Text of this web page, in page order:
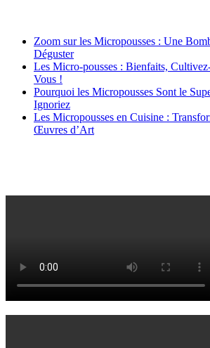
Zoom sur les Micropousses : Une
Déguster
Les Micro-pousses : Bienfaits,
Vous !
Pourquoi les Micropousses Sont le
Ignoriez
Les Micropousses en Cuisine :
Œuvres d’Art